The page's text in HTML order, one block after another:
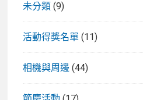
未分類 (9)
活動得獎名單 (11)
相機與周邊 (44)